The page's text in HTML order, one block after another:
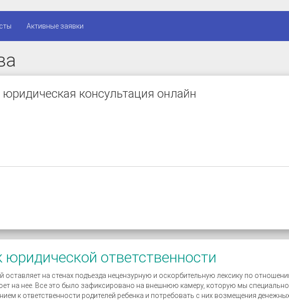
Активные заявки
консультация онлайн
ответственности
оставляет на стенах подъезда нецензурную и оскорбительную лексику по
на нее. Все это было зафиксировано на внешнюю камеру, которую мы
к ответственности родителей ребенка и потребовать с них возмещения